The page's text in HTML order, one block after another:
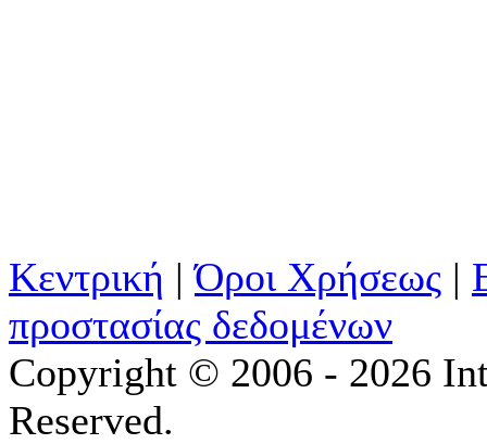
Κεντρική |Όροι Χρήσεως |
προστασίας δεδομένων
Copyright © 2006 - 2026
Reserved.